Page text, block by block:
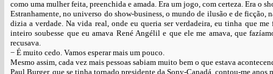
como uma mulher feita, preenchida e amada. Era um jogo, com certeza. Era o
Estranhamente, no universo do show-business, o mundo de ilusão e de ficção,
dizia a verdade. Na vida real, onde eu queria ser verdadeira, eu tinha que
inteiro soubesse que eu amava René Angélil e que ele me amava, que
recusava.
− É muito cedo. Vamos esperar mais um pouco.
Mesmo assim, cada vez mais pessoas sabiam muito bem o que estava
Paul Burger, que se tinha tornado presidente da Sony-Canadá, contou-me anos